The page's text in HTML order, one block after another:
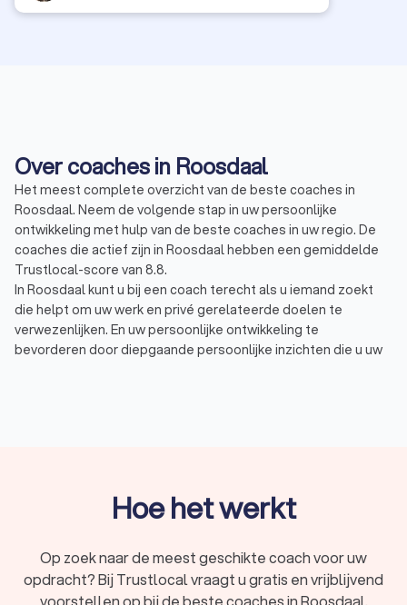
Over coaches in Roosdaal
Het meest complete overzicht van de beste coaches in
Roosdaal. Neem de volgende stap in uw persoonlijke
ontwikkeling met hulp van de beste coaches in uw regio. De
coaches die actief zijn in Roosdaal hebben een gemiddelde
Trustlocal-score van 8.8.
In Roosdaal kunt u bij een coach terecht als u iemand zoekt
die helpt om uw werk en privé gerelateerde doelen te
verwezenlijken. En uw persoonlijke ontwikkeling te
bevorderen door diepgaande persoonlijke inzichten die u uw
helpt u het leven te leiden zoals u dat wilt. De coach
behoeften en kwaliteiten. Met deze inzichten en nieuwe
vaardigheden kunt u uw doelen verwezenlijken.
Budget / financial coach: helpt mensen die hun
Hoe het werkt
Op zoek naar de meest geschikte coach voor uw
opdracht? Bij Trustlocal vraagt u gratis en vrijblijvend